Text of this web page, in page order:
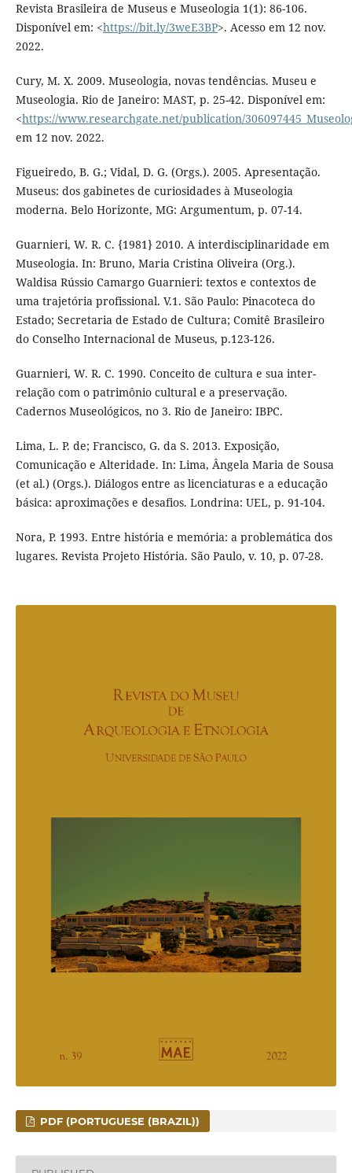
Revista Brasileira de Museus e Museologia 1(1): 86-106.
Disponível em: <https://bit.ly/3weE3BP>. Acesso em 12 nov.
2022.
Cury, M. X. 2009. Museologia, novas tendências. Museu e
Museologia. Rio de Janeiro: MAST, p. 25-42. Disponível em:
<https://www.researchgate.net/publication/
em 12 nov. 2022.
Figueiredo, B. G.; Vidal, D. G. (Orgs.). 2005. Apresentação.
Museus: dos gabinetes de curiosidades à Museologia
moderna. Belo Horizonte, MG: Argumentum, p. 07-14.
Guarnieri, W. R. C. {1981} 2010. A interdisciplinaridade em
Museologia. In: Bruno, Maria Cristina Oliveira (Org.).
Waldisa Rússio Camargo Guarnieri: textos e contextos de
uma trajetória profissional. V.1. São Paulo: Pinacoteca do
Estado; Secretaria de Estado de Cultura; Comitê Brasileiro
do Conselho Internacional de Museus, p.123-126.
Guarnieri, W. R. C. 1990. Conceito de cultura e sua inter-
relação com o patrimônio cultural e a preservação.
Cadernos Museológicos, no 3. Rio de Janeiro: IBPC.
Lima, L. P. de; Francisco, G. da S. 2013. Exposição,
Comunicação e Alteridade. In: Lima, Ângela Maria de Sousa
(et al.) (Orgs.). Diálogos entre as licenciaturas e a educação
básica: aproximações e desafios. Londrina: UEL, p. 91-104.
Nora, P. 1993. Entre história e memória: a problemática dos
lugares. Revista Projeto História. São Paulo, v. 10, p. 07-28.
PDF (PORTUGUESE (BRAZIL))